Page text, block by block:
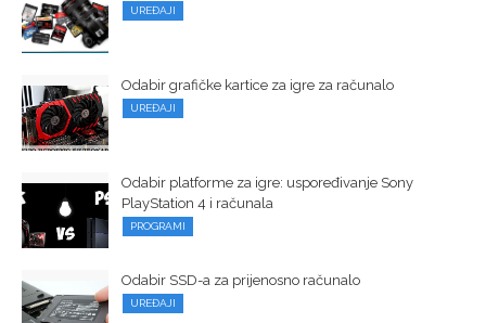
UREĐAJI
Odabir grafičke kartice za igre za računalo
UREĐAJI
Odabir platforme za igre: uspoređivanje Sony
PlayStation 4 i računala
PROGRAMI
Odabir SSD-a za prijenosno računalo
UREĐAJI